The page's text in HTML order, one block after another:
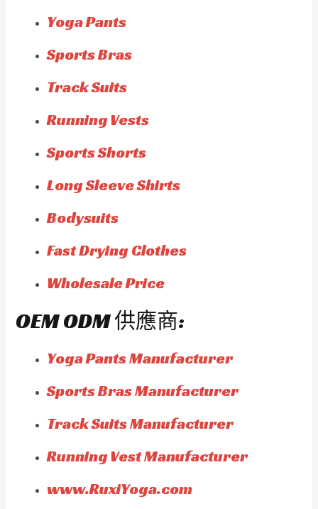
Yoga Pants
Sports Bras
Track Suits
Running Vests
Sports Shorts
Long Sleeve Shirts
Bodysuits
Fast Drying Clothes
Wholesale Price
OEM ODM 供應商:
Yoga Pants Manufacturer
Sports Bras Manufacturer
Track Suits Manufacturer
Running Vest Manufacturer
www.RuxiYoga.com